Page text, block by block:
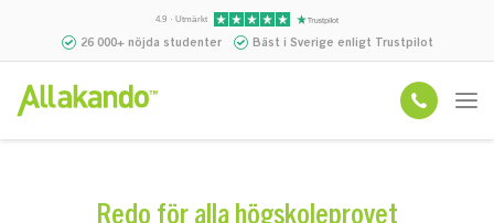
4.9 · Utmärkt
26 000+ nöjda studenter Bäst i Sverige enligt Trustpilot
Redo för alla högskoleprovet